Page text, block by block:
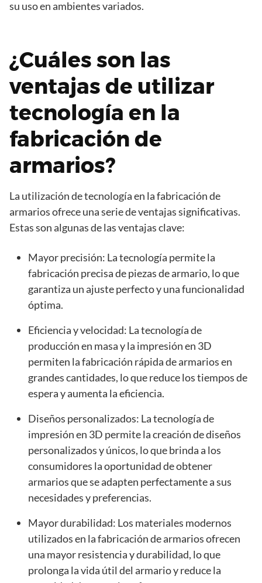
su uso en ambientes variados.
¿Cuáles son las
ventajas de utilizar
tecnología en la
fabricación de
armarios?
La utilización de tecnología en la fabricación de
armarios ofrece una serie de ventajas significativas.
Estas son algunas de las ventajas clave:
Mayor precisión: La tecnología permite la
fabricación precisa de piezas de armario, lo que
garantiza un ajuste perfecto y una funcionalidad
óptima.
Eficiencia y velocidad: La tecnología de
producción en masa y la impresión en 3D
permiten la fabricación rápida de armarios en
grandes cantidades, lo que reduce los tiempos de
espera y aumenta la eficiencia.
Diseños personalizados: La tecnología de
impresión en 3D permite la creación de diseños
personalizados y únicos, lo que brinda a los
consumidores la oportunidad de obtener
armarios que se adapten perfectamente a sus
necesidades y preferencias.
Mayor durabilidad: Los materiales modernos
utilizados en la fabricación de armarios ofrecen
una mayor resistencia y durabilidad, lo que
prolonga la vida útil del armario y reduce la